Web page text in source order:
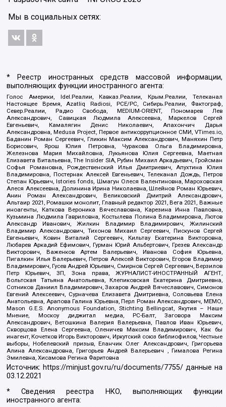
Мы в социальных сетях:
* Реестр иностранных средств массовой информации,
выполняющих функции иностранного агента:
Голос Америки, Idel.Реалии, Кавказ.Реалии, Крым.Реалии, Телеканал
Настоящее Время, Azatliq Radiosi, PCE/PC, Сибирь.Реалии, Фактограф,
Север.Реалии, Радио Свобода, MEDIUM-ORIENT, Пономарев Лев
Александрович, Савицкая Людмила Алексеевна, Маркелов Сергей
Евгеньевич, Камалягин Денис Николаевич, Апахончич Дарья
Александровна, Medusa Project, Первое антикоррупционное СМИ, VTimes.io,
Баданин Роман Сергеевич, Гликин Максим Александрович, Маняхин Петр
Борисович, Ярош Юлия Петровна, Чуракова Ольга Владимировна,
Железнова Мария Михайловна, Лукьянова Юлия Сергеевна, Маетная
Елизавета Витальевна, The Insider SIA, Рубин Михаил Аркадьевич, Гройсман
Софья Романовна, Рождественский Илья Дмитриевич, Апухтина Юлия
Владимировна, Постернак Алексей Евгеньевич, Телеканал Дождь, Петров
Степан Юрьевич, Istories fonds, Шмагун Олеся Валентиновна, Мароховская
Алеся Алексеевна, Долинина Ирина Николаевна, Шлейнов Роман Юрьевич,
Анин Роман Александрович, Великовский Дмитрий Александрович,
Альтаир 2021, Ромашки монолит, Главный редактор 2021, Вега 2021, Важные
иноагенты, Каткова Вероника Вячеславовна, Карезина Инна Павловна,
Кузьмина Людмила Гавриловна, Костылева Полина Владимировна, Лютов
Александр Иванович, Жилкин Владимир Владимирович, Жилинский
Владимир Александрович, Тихонов Михаил Сергеевич, Пискунов Сергей
Евгеньевич, Ковин Виталий Сергеевич, Кильтау Екатерина Викторовна,
Любарев Аркадий Ефимович, Гурман Юрий Альбертович, Грезев Александр
Викторович, Важенков Артем Валерьевич, Иванова София Юрьевна,
Пигалкин Илья Валерьевич, Петров Алексей Викторович, Егоров Владимир
Владимирович, Гусев Андрей Юрьевич, Смирнов Сергей Сергеевич, Верзилов
Петр Юрьевич, ЗП, Зона права, ЖУРНАЛИСТ-ИНОСТРАННЫЙ АГЕНТ,
Вольтская Татьяна Анатольевна, Клепиковская Екатерина Дмитриевна,
Сотников Даниил Владимирович, Захаров Андрей Вячеславович, Симонов
Евгений Алексеевич, Сурначева Елизавета Дмитриевна, Соловьева Елена
Анатольевна, Арапова Галина Юрьевна, Перл Роман Александрович, МЕМО,
Mason G.E.S. Anonymous Foundation, Stichting Bellingcat, Якутия – Наше
Мнение, Москоу диджитал медиа, РС-Балт, Заговора Максим
Александрович, Ветошкина Валерия Валерьевна, Павлов Иван Юрьевич,
Скворцова Елена Сергеевна, Оленичев Максим Владимирович, Как бы
инагент, Кочетков Игорь Викторович, Иркутский союз библиофилов, Честные
выборы, Нобелевский призыв, Еланчик Олег Александрович, Григорьева
Алина Александровна, Григорьев Андрей Валерьевич , Гималова Регина
Эмилевна, Хисамова Регина Фаритовна
Источник: https://minjust.gov.ru/ru/documents/7755/ данные на
03.12.2021
* Сведения реестра НКО, выполняющих функции
иностранного агента: